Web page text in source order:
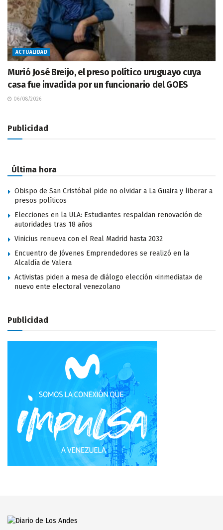
ACTUALIDAD
Murió José Breijo, el preso político uruguayo cuya
casa fue invadida por un funcionario del GOES
06/08/2026
Publicidad
Última hora
Obispo de San Cristóbal pide no olvidar a La Guaira y liberar a
presos políticos
Elecciones en la ULA: Estudiantes respaldan renovación de
autoridades tras 18 años
Vinicius renueva con el Real Madrid hasta 2032
Encuentro de Jóvenes Emprendedores se realizó en la
Alcaldía de Valera
Activistas piden a mesa de diálogo elección «inmediata» de
nuevo ente electoral venezolano
Publicidad